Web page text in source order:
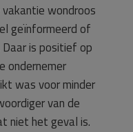
wondroos
geïnformeerd of
is positief op
ondernemer
was voor minder
van de
niet het geval is.